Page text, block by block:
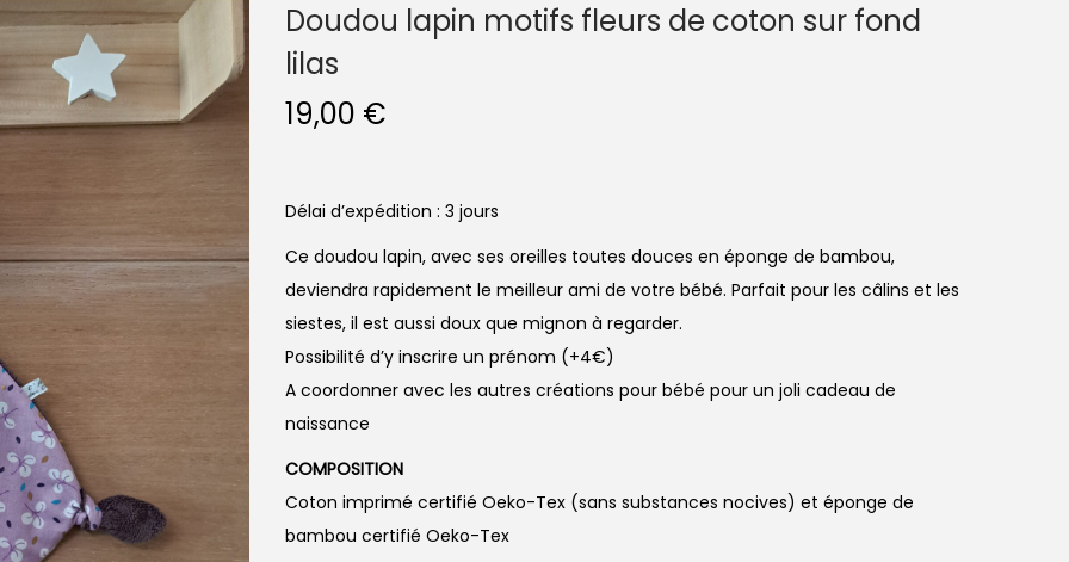
Doudou lapin motifs fleurs de coton sur fond
lilas
19,00 €
Délai d’expédition : 3 jours
Ce doudou lapin, avec ses oreilles toutes douces en éponge de bambou,
deviendra rapidement le meilleur ami de votre bébé. Parfait pour les câlins et les
siestes, il est aussi doux que mignon à regarder.
Possibilité d’y inscrire un prénom (+4€)
A coordonner avec les autres créations pour bébé pour un joli cadeau de
naissance
COMPOSITION
Coton imprimé certifié Oeko-Tex (sans substances nocives) et éponge de
bambou certifié Oeko-Tex